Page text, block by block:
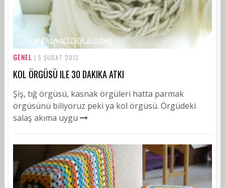
GENEL | 5 ŞUBAT 2013
KOL ÖRGÜSÜ ILE 30 DAKIKA ATKI
Şiş, tığ örgüsü, kasnak örgüleri hatta parmak
örgüsünü biliyoruz peki ya kol örgüsü. Örgüdeki
salaş akıma uygu